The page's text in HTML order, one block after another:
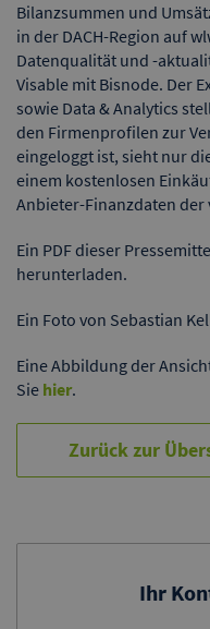
Bilanzsummen und
in der DACH-Region auf
Datenqualität und -
Visable mit Bisnode. Der
sowie Data & Analytics
den Firmenprofilen zur
eingeloggt ist, sieht nur
einem kostenlosen
Anbieter-Finanzdaten der
Ein PDF dieser
herunterladen.
Ein Foto von Sebastian
Eine Abbildung der
Sie hier.
Zurück zur
Ihr